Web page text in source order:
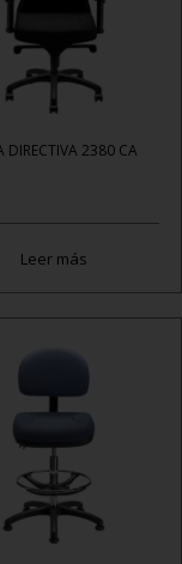
DIRECTIVA 2380 CA
Leer más